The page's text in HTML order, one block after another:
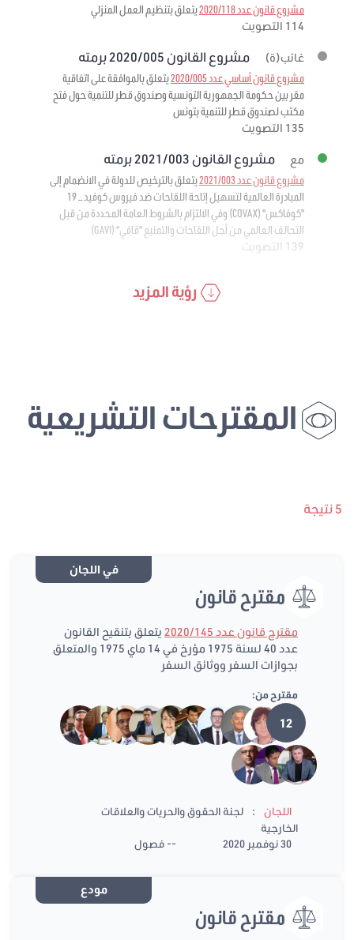
مشروع قانون عدد 2020/118
يتعلق بتنظيم العمل المنزلي
114 التصويت
غائب(ة) مشروع القانون 2020/005 برمته
مشروع قانون أساسي عدد 2020/005
يتعلق بالموافقة على اتفاقية
مقر بين حكومة الجمهورية التونسية وصندوق قطر للتنمية حول فتح
مكتب لصندوق قطر للتنمية بتونس
135 التصويت
مع مشروع القانون 2021/003 برمته
مشروع قانون عدد 2021/003
يتعلق بالترخيص للدولة في الانضمام إلى
المبادرة العالمية لتسهيل إتاحة اللقاحات ضد فيروس كوفيد – 19
"كوفاكس" (COVAX) وفي الالتزام بالشروط العامة المحددة من قبل
التحالف العالمي من أجل اللقاحات والتمنيع "قافي" (GAVI)
139 التصويت
رؤية المزيد
المقترحات التشريعية
5 نتيجة
في اللجان
مقترح قانون
مقترح قانون عدد 2020/145
يتعلق بتنقيح القانون
عدد 40 لسنة 1975 مؤرخ في 14 ماي 1975 والمتعلق
بجوازات السفر ووثائق السفر
مقترح من:
12
اللجان :
لجنة الحقوق والحريات والعلاقات
الخارجية
30 نوفمبر 2020
-- فصول
مودع
مقترح قانون